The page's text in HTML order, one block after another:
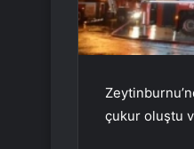
çukur oluştu